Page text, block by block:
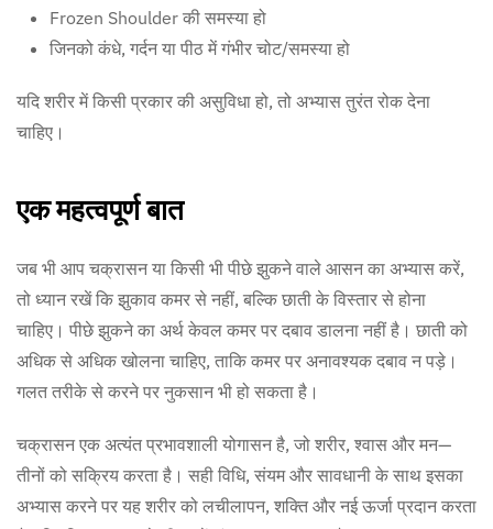
Frozen Shoulder की समस्या हो
जिनको कंधे, गर्दन या पीठ में गंभीर चोट/समस्या हो
यदि शरीर में किसी प्रकार की असुविधा हो, तो अभ्यास तुरंत रोक देना
चाहिए।
एक महत्वपूर्ण बात
जब भी आप चक्रासन या किसी भी पीछे झुकने वाले आसन का अभ्यास करें,
तो ध्यान रखें कि झुकाव कमर से नहीं, बल्कि छाती के विस्तार से होना
चाहिए। पीछे झुकने का अर्थ केवल कमर पर दबाव डालना नहीं है। छाती को
अधिक से अधिक खोलना चाहिए, ताकि कमर पर अनावश्यक दबाव न पड़े।
गलत तरीके से करने पर नुकसान भी हो सकता है।
चक्रासन एक अत्यंत प्रभावशाली योगासन है, जो शरीर, श्वास और मन—
तीनों को सक्रिय करता है। सही विधि, संयम और सावधानी के साथ इसका
अभ्यास करने पर यह शरीर को लचीलापन, शक्ति और नई ऊर्जा प्रदान करता